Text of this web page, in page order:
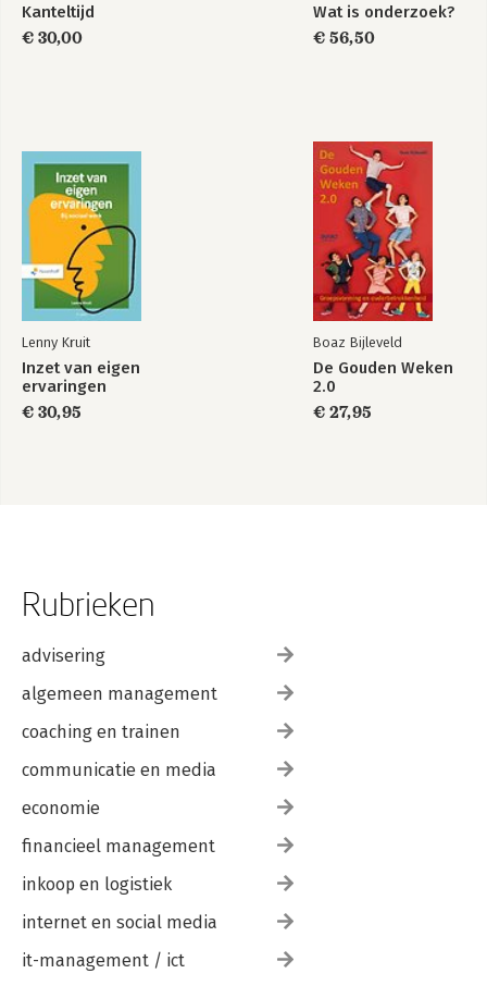
Noodzakelijke ondersteuning van organisaties
Routine versus innovatie
Politieke leiders
Afstand houden en empathie tonen
Van debat naar dialoog
Powerswitch en competenties
Deel 7:
Afsluiting
Bronnen
Noten
Literatuurlijst
Kanteltijd
€ 30,00
Wat is onderzoek?
€ 56,50
Lenny Kruit
Inzet van eigen
ervaringen
€ 30,95
Boaz Bijleveld
De Gouden Weken
2.0
€ 27,95
Rubrieken
advisering
algemeen management
coaching en trainen
communicatie en media
economie
financieel management
inkoop en logistiek
internet en social media
it-management / ict